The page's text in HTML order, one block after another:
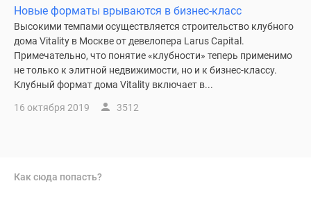
Новые форматы врываются в бизнес-класс
Высокими темпами осуществляется строительство клубного
дома Vitality в Москве от девелопера Larus Capital.
Примечательно, что понятие «клубности» теперь применимо
не только к элитной недвижимости, но и к бизнес-классу.
Клубный формат дома Vitality включает в...
16 октября 2019 3512
Как сюда попасть?